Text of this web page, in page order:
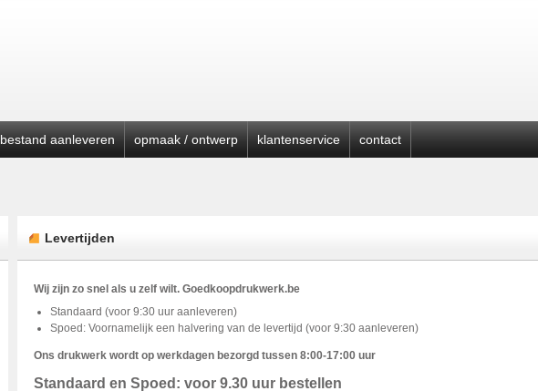
bestand aanleveren opmaak / ontwerp klantenservice contact
Levertijden
Wij zijn zo snel als u zelf wilt. Goedkoopdrukwerk.be
Standaard (voor 9:30 uur aanleveren)
Spoed: Voornamelijk een halvering van de levertijd (voor 9:30 aanleveren)
Ons drukwerk wordt op werkdagen bezorgd tussen 8:00-17:00 uur
Standaard en Spoed: voor 9.30 uur bestellen